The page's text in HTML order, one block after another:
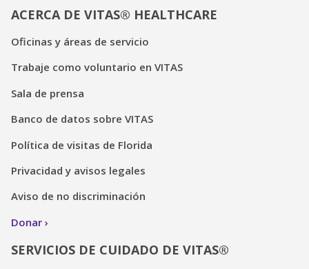
ACERCA DE VITAS® HEALTHCARE
Oficinas y áreas de servicio
Trabaje como voluntario en VITAS
Sala de prensa
Banco de datos sobre VITAS
Política de visitas de Florida
Privacidad y avisos legales
Aviso de no discriminación
Donar
SERVICIOS DE CUIDADO DE VITAS®